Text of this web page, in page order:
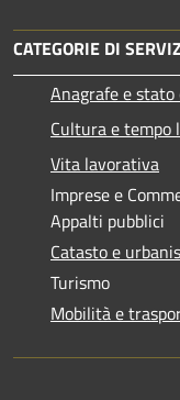
CATEGORIE DI
Anagrafe e
Cultura e tempo
Vita lavorativa
Imprese e
Appalti pubblici
Catasto e
Turismo
Mobilità e